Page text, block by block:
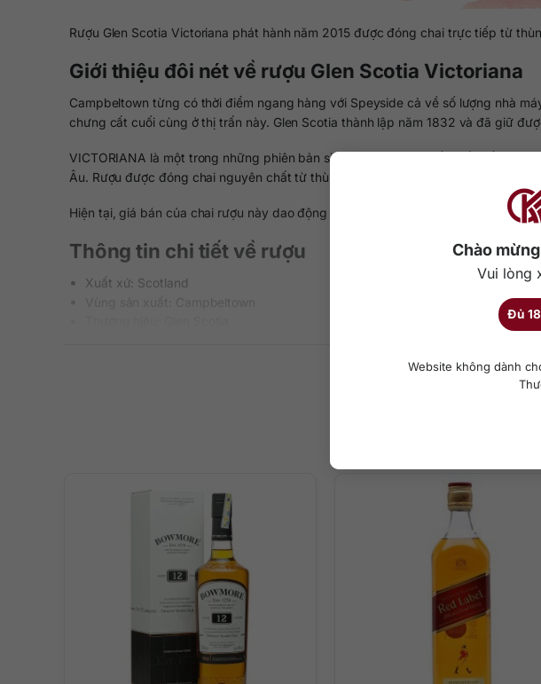
Chào
Vui lòng
Đủ
Website không dành
Rượu Glen Scotia Victoriana phát hành năm 2015 được đóng chai trực tiếp từ
Giới thiệu đôi nét về rượu Glen Scotia Victoriana
Campbeltown từng có thời điểm ngang hàng với Speyside cả về số lượng nhà
chưng cất cuối cùng ở thị trấn này. Glen Scotia thành lập năm 1832 và đã giữ
VICTORIANA là một trong những phiên bản single malt whisky tốt nhất đến từ
Âu. Rượu được đóng chai nguyên chất từ thùng ủ với nồng độ 51.5% ABV.
Hiện tại, giá bán của chai rượu này dao động khoảng 2.400.000 đồng/chai
Thông tin chi tiết về rượu
Xuất xứ: Scotland
– Hương thơm: Mùi thơm căng mọng của các loại trái cây chín ngọt hòa quyện
– Hương vị: Vị rượu ngọt ngào tuyệt hảo và ngập tràn sức sống với ghi chú của
– Hậu vị: Kéo dài, đậm đà, ấm áp với kết thúc đầy mùi khói từ thùng gỗ sồi.